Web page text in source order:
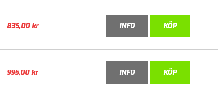
835,00kr INFO KÖP
995,00kr INFO KÖP